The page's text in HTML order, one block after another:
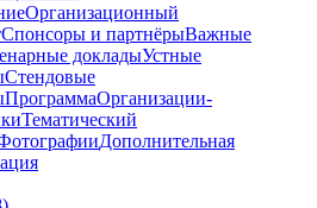
Организационный
Спонсоры и партнёрыВажные
докладыУстные
Стендовые
ПрограммаОрганизации-
Тематический
Дополнительная